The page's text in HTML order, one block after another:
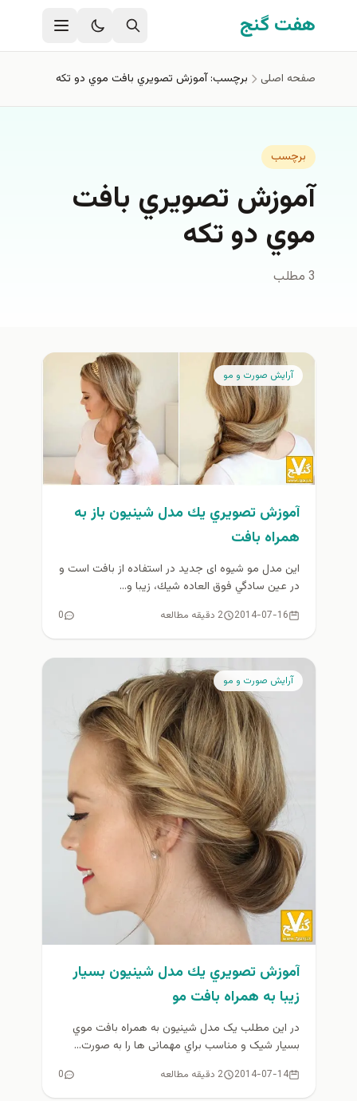
رفتن به محتوای اصلی
هفت گنج
صفحه اصلی برچسب: آموزش تصويري بافت موي دو تكه
برچسب
آموزش تصويري بافت
موي دو تكه
3 مطلب
آرايش صورت و مو
آموزش تصويري يك مدل شينيون باز به
همراه بافت
این مدل مو شیوه ای جدید در استفاده از بافت است و
در عين سادگي فوق العاده شيك، زيبا و...
2014-07-16 2 دقیقه مطالعه 0
آرايش صورت و مو
آموزش تصويري يك مدل شينيون بسيار
زيبا به همراه بافت مو
در این مطلب یک مدل شينيون به همراه بافت موي
بسیار شیک و مناسب براي مهمانی ها را به صورت...
2014-07-14 2 دقیقه مطالعه 0